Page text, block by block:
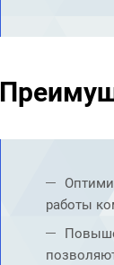
работы